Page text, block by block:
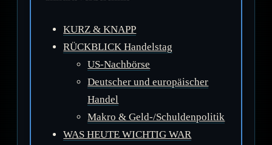
KURZ & KNAPP
RÜCKBLICK Handelstag
US-Nachbörse
Deutscher und europäischer
Handel
Makro & Geld-/Schuldenpolitik
WAS HEUTE WICHTIG WAR